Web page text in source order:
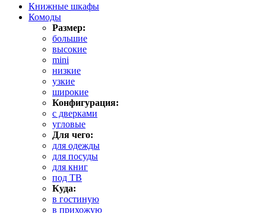
Книжные шкафы
Комоды
Размер:
большие
высокие
mini
низкие
узкие
широкие
Конфигурация:
с дверками
угловые
Для чего:
для одежды
для посуды
для книг
под ТВ
Куда:
в гостиную
в прихожую